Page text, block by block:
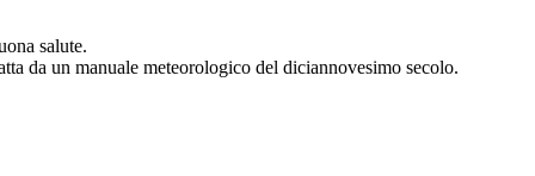
salute.
da un manuale meteorologico del diciannovesimo secolo.